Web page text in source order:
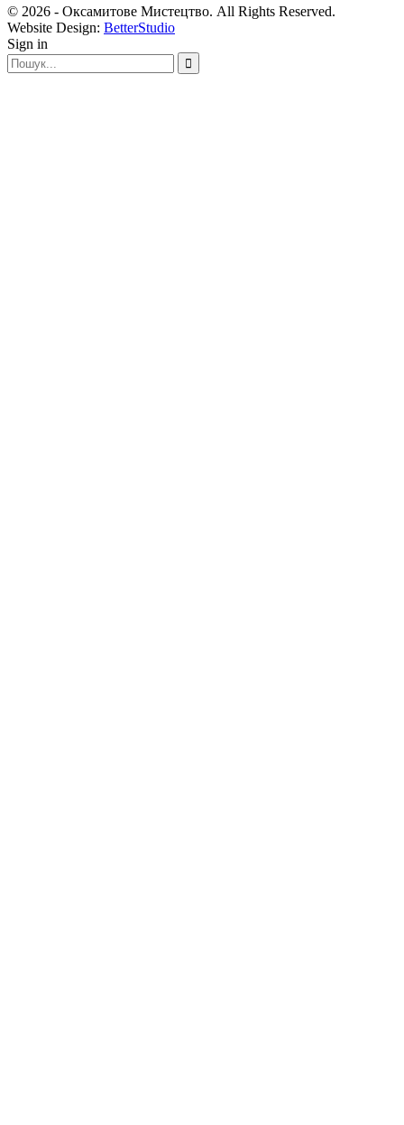
© 2026 - Оксамитове Мистецтво. All Rights Reserved.
Website Design: BetterStudio
Sign in